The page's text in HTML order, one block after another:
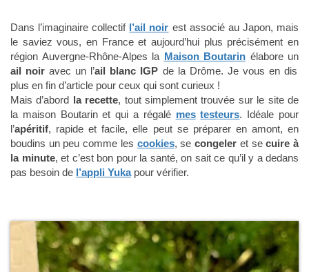
Dans l’imaginaire collectif l’ail noir est associé au Japon, mais
le saviez vous, en France et aujourd’hui plus précisément en
région Auvergne-Rhône-Alpes la Maison Boutarin élabore un
ail noir avec un l’ail blanc IGP de la Drôme. Je vous en dis
plus en fin d’article pour ceux qui sont curieux !
Mais d’abord la recette, tout simplement trouvée sur le site de
la maison Boutarin et qui a régalé mes testeurs. Idéale pour
l’apéritif, rapide et facile, elle peut se préparer en amont, en
boudins un peu comme les cookies, secongeler et secuire à
la minute, et c’est bon pour la santé, on sait ce qu’il y a dedans
pas besoin de l’appli Yukapour vérifier.